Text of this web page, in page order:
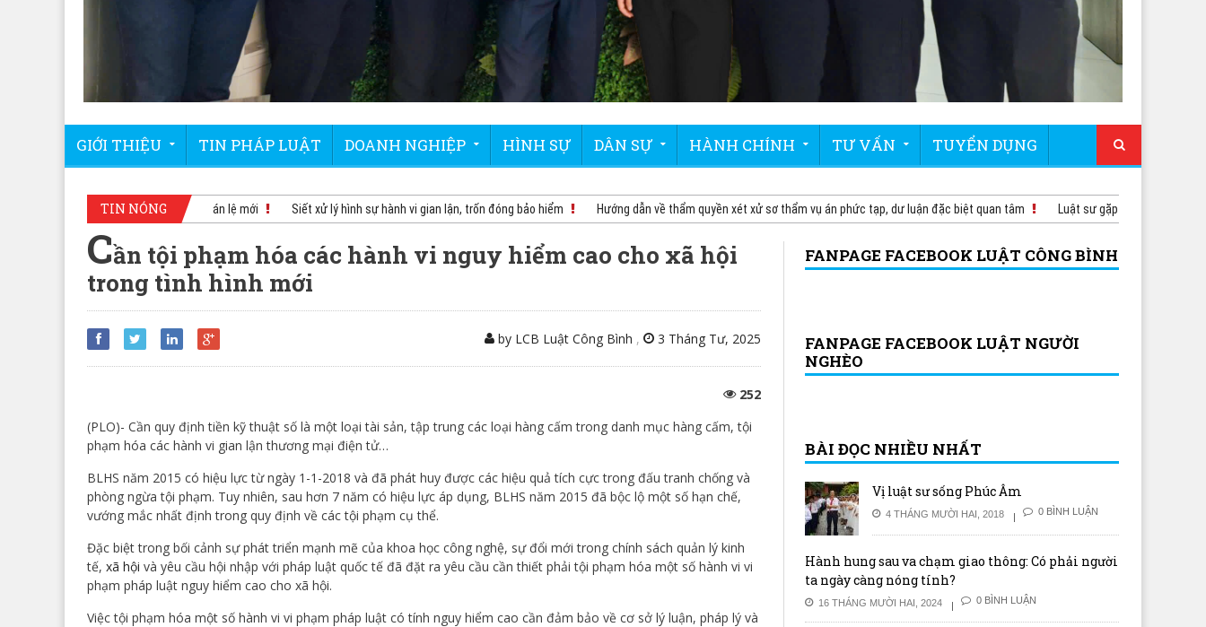
GIỚI THIỆU TIN PHÁP LUẬT DOANH NGHIỆP HÌNH SỰ DÂN SỰ HÀNH CHÍNH TƯ VẤN TUYỂN DỤNG
TIN NÓNG
TAND Tối cao công bố 10 án lệ mới Siết xử lý hình sự hành vi gian lận, trốn đóng bảo hiểm Hướng dẫn về thẩm quyền xét xử sơ thẩm vụ án phức tạp, dư luận đặc biệt quan tâm Luật sư gặp bị cáo ở trại tạm
Cần tội phạm hóa các hành vi nguy hiểm cao cho xã hội
trong tình hình mới
by LCB Luật Công Bình , 3 Tháng Tư, 2025
252
(PLO)- Cần quy định tiền kỹ thuật số là một loại tài sản, tập trung các loại hàng cấm trong danh mục hàng cấm, tội
phạm hóa các hành vi gian lận thương mại điện tử…
BLHS năm 2015 có hiệu lực từ ngày 1-1-2018 và đã phát huy được các hiệu quả tích cực trong đấu tranh chống và
phòng ngừa tội phạm. Tuy nhiên, sau hơn 7 năm có hiệu lực áp dụng, BLHS năm 2015 đã bộc lộ một số hạn chế,
vướng mắc nhất định trong quy định về các tội phạm cụ thể.
Đặc biệt trong bối cảnh sự phát triển mạnh mẽ của khoa học công nghệ, sự đổi mới trong chính sách quản lý kinh
tế, xã hội và yêu cầu hội nhập với pháp luật quốc tế đã đặt ra yêu cầu cần thiết phải tội phạm hóa một số hành vi vi
phạm pháp luật nguy hiểm cao cho xã hội.
Việc tội phạm hóa một số hành vi vi phạm pháp luật có tính nguy hiểm cao cần đảm bảo về cơ sở lý luận, pháp lý và
FANPAGE FACEBOOK LUẬT CÔNG BÌNH
FANPAGE FACEBOOK LUẬT NGƯỜI
NGHÈO
BÀI ĐỌC NHIỀU NHẤT
Vị luật sư sống Phúc Âm
4 THÁNG MƯỜI HAI, 2018 0 BÌNH LUẬN
Hành hung sau va chạm giao thông: Có phải người
ta ngày càng nóng tính?
16 THÁNG MƯỜI HAI, 2024 0 BÌNH LUẬN